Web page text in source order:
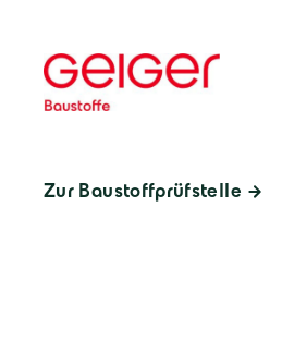
Zur Baustoffprüfstelle